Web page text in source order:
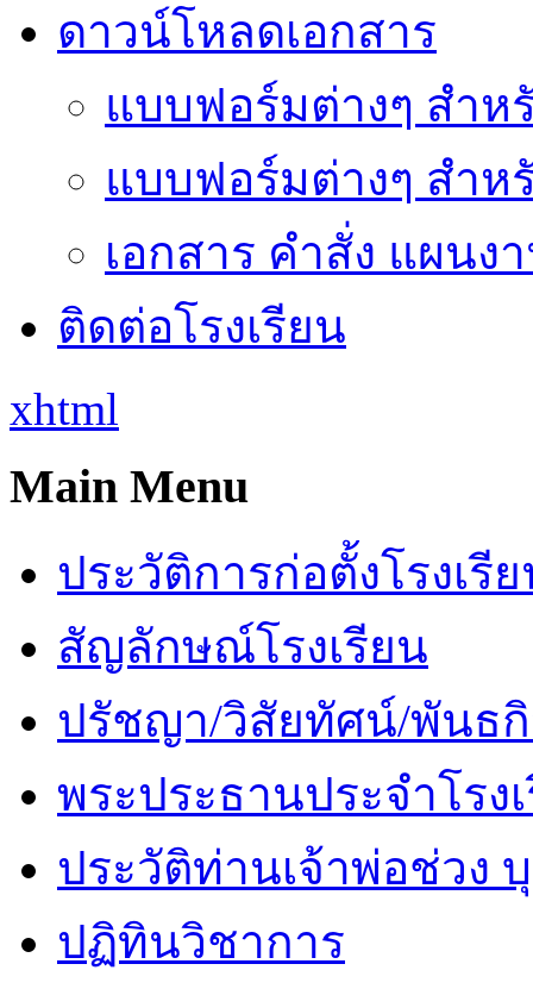
ดาวน์โหลดเอกสาร
แบบฟอร์มต่างๆ สำห
แบบฟอร์มต่างๆ สำห
เอกสาร คำสั่ง แผนง
ติดต่อโรงเรียน
xhtml
Main Menu
ประวัติการก่อตั้งโรงเรี
สัญลักษณ์โรงเรียน
ปรัชญา/วิสัยทัศน์/พันธ
พระประธานประจำโรง
ประวัติท่านเจ้าพ่อช่วง
ปฏิทินวิชาการ